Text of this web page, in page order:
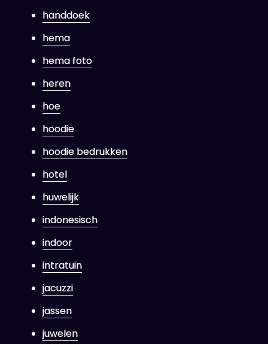
handdoek
hema
hema foto
heren
hoe
hoodie
hoodie bedrukken
hotel
huwelijk
indonesisch
indoor
intratuin
jacuzzi
jassen
juwelen